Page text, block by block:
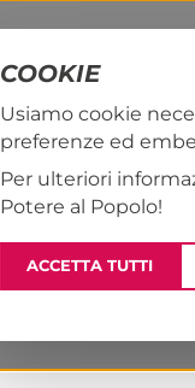
COOKIE
Usiamo cookie
preferenze ed
Per ulteriori
Potere al Popolo!
ACCETTA TUTTI